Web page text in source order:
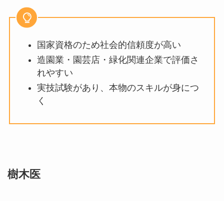
国家資格のため社会的信頼度が高い
造園業・園芸店・緑化関連企業で評価さ
れやすい
実技試験があり、本物のスキルが身につ
く
樹木医